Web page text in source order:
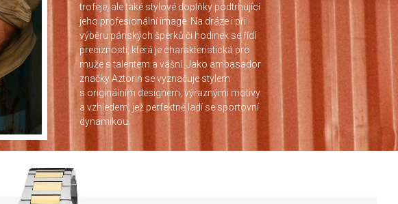
trofeje, ale také stylové doplňky podtrhující
jeho profesionální image. Na dráze i při
výběru pánských šperků či hodinek se řídí
precizností, která je charakteristická pro
muže s talentem a vášní. Jako ambasador
značky Aztorin se vyznačuje stylem
s originálním designem, výraznými motivy
a vzhledem, jež perfektně ladí se sportovní
dynamikou.